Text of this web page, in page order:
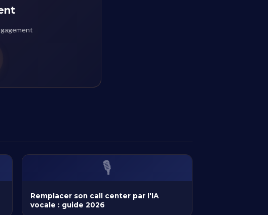
🎙️
Remplacer son call center par l'IA
vocale : guide 2026